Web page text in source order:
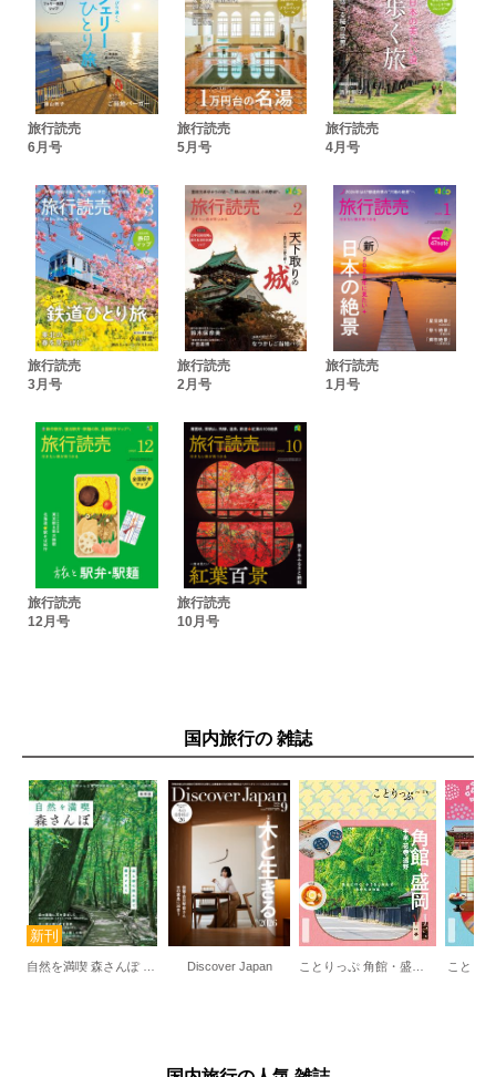
リレーエッセー＆インタビュー 「私の初めてのひとり旅」 本
田聖嗣【ピアニスト】
岩本 薫の 温泉は人生の句読点だ！ 寺山鉱泉 ◉栃木
伊東 潤の 英雄たちを旅する 毛利元就と広島 ◉広島
猫に駅弁 やすこーん わたらせ渓谷鐵道で「やまと豚弁当」の
巻 ◉群馬
観光ニュース
旅よみ俳壇
読者プレゼント
読者アンケート
おたより広場
また泊まりたい あの宿この宿
全国さくいん地図
旅の脳トレ
年間定期購読のご案内
編集後記
旅する喫茶店 旭川珈琲 カフェ・ドゥ・コリンズ ◉北海道
旅行読売
6月号
旅行読売
5月号
旅行読売
4月号
旅行読売
3月号
旅行読売
2月号
旅行読売
1月号
旅行読売
12月号
旅行読売
10月号
国内旅行の 雑誌
Discover Japan ことり